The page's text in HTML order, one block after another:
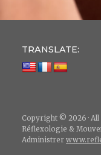
TRANSLATE:
Copyright © 2026 · All
Réflexologie &
Administrer